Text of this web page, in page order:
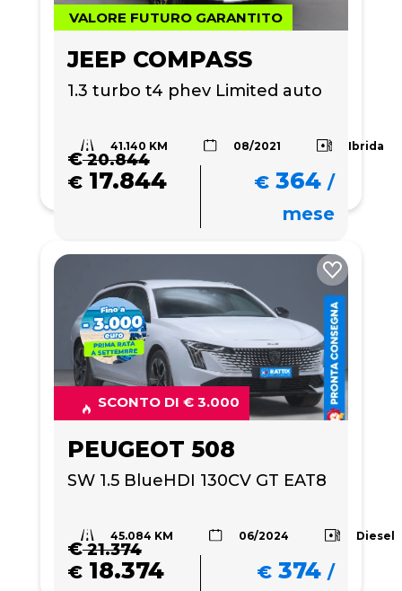
VALORE FUTURO GARANTITO
JEEP COMPASS
1.3 turbo t4 phev Limited auto
41.140 KM 08/2021 Ibrida
€20.844
€ 17.844 € 364 /
mese
SCONTO DI € 3.000
PEUGEOT 508
SW 1.5 BlueHDI 130CV GT EAT8
45.084 KM 06/2024 Diesel
€21.374
€ 18.374 € 374 /